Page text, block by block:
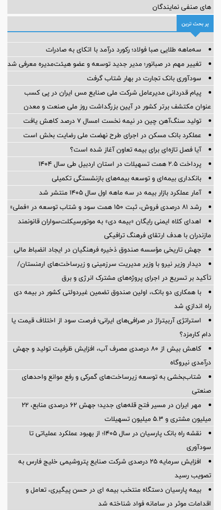
های صنفی نمایندگان
پر بحث ترین
سه‌ماهه طلایی صبا فولاد؛ رکورد درآمد با اتکای به صادرات
تغییر مهم در صبانور؛ مدیر جدید توسعه و عضو هیئت‌مدیره معرفی شد
سودآوری بانک تجارت در بهار شتاب گرفت
پیام قدردانی مدیرعامل شرکت ملی صنایع مس ایران در پی کسب
عنوان مکتشف برتر کشور در آیین بزرگداشت روز ملی صنعت و معدن
تولید سنگ‌آهن چین در نیمه نخست امسال ۷ درصد کاهش یافت
عملکرد بانک مسکن در اجرای طرح نهضت ملی رضایت بخش است
آیا فصل تازه‌ای برای بیمه تعاون آغاز شده است؟
پرداخت ۲.۵ همت تسهیلات در استان اردبیل طی سال ۱۴۰۴
بانکداری بیمه‌ای و توسعه بیمه‌های بازنشستگی تکمیلی
آمار عملكرد بازار بیمه در سه ماهه اول سال 1405 منتشر شد
رشد ۸۱ درصدی فروش، ثبت ۱۵۰ همت سود و شتاب توسعه در «فملی»
اهدای کلاه ایمنی رایگان «بیمه دی» به موتورسیکلت‌سواران قانونمند
مازندران با هدف ارتقای فرهنگ ترافیکی
جهش تاریخی مؤسسه صندوق ذخیره فرهنگیان در ایجاد انضباط مالی
دیدار وزیر نیرو با وزیر مدیریت سرزمینی و زیرساخت‌های ارمنستان/
تأکید بر تسریع در اجرای پروژه‌های مشترک انرژی و برق
با همکاری دو بانک، اولین صندوق تضمین غیردولتی کشور در بیمه دی
راه اندازي شد
استراتژی آربیتراژ در صرافی‌های ایرانی؛ فرصت سود از اختلاف قیمت یا
دام کارمزد؟
کاهش بیش از ۸۰ درصدی مصرف آب، افزایش ظرفیت تولید و جهش
درآمدی نیروگاه
شتاب‌بخشی به توسعه زیرساخت‌های گمركی و رفع موانع واحدهای
صنعتی
مهر ایران در مسیر فتح قله‌های جدید؛ جهش ۶۲ درصدی منابع، ۲۲
میلیون مشتری و ۵.۳ میلیون تسهیلات
نقشه راه بانک پارسیان در سال ۱۴۰۵؛ از بهبود عملکرد عملیاتی تا
سودآوری
افزایش سرمایه ۲۵ درصدی شرکت صنایع پتروشیمی خلیج فارس به
تصویب رسید
بیمه پارسیان دستگاه منتخب بیمه ای در حسن پیگیری، تعامل و
اقدامات موثر در سامانه فواد شناخته شد